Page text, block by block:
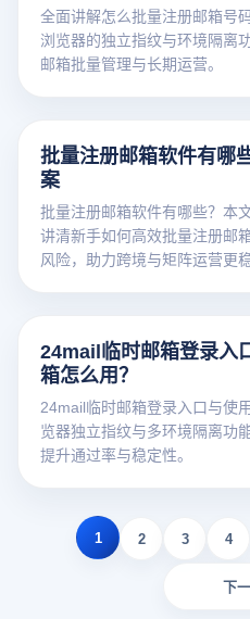
全面讲解怎么批量注册邮箱号
浏览器的独立指纹与环境隔离
邮箱批量管理与长期运营。
批量注册邮箱软件有哪
案
批量注册邮箱软件有哪些？本
讲清新手如何高效批量注册邮
风险，助力跨境与矩阵运营更稳
24mail临时邮箱登录入
箱怎么用？
24mail临时邮箱登录入口与使
览器独立指纹与多环境隔离功
提升通过率与稳定性。
1 2 3 4
下